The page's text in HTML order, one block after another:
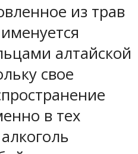
из трав
алтайской
свое
в тех